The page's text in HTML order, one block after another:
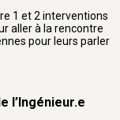
1 et 2 interventions
aller à la rencontre
pour leurs parler
l’Ingénieur.e